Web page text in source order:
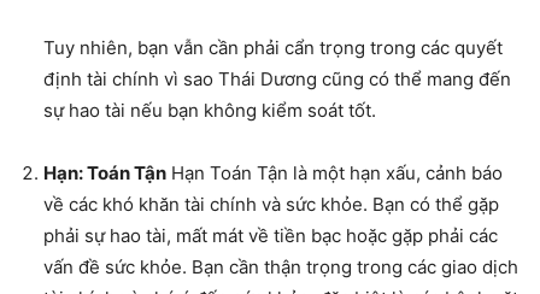
Tuy nhiên, bạn vẫn cần phải cẩn trọng trong các quyết
định tài chính vì sao Thái Dương cũng có thể mang đến
sự hao tài nếu bạn không kiểm soát tốt.
Hạn: Toán Tận Hạn Toán Tận là một hạn xấu, cảnh báo
về các khó khăn tài chính và sức khỏe. Bạn có thể gặp
phải sự hao tài, mất mát về tiền bạc hoặc gặp phải các
vấn đề sức khỏe. Bạn cần thận trọng trong các giao dịch